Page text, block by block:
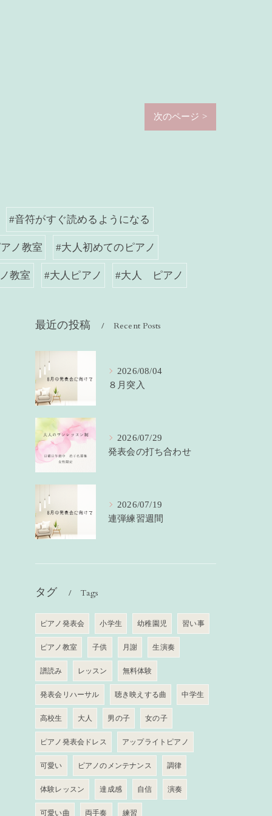
次のページ >
#音符がすぐ読めるようになる
ノ教室 #大人初めてのピアノ
教室 #大人ピアノ #大人 ピアノ
最近の投稿 Recent Posts
2026/08/04
８月突入
2026/07/29
発表会の打ち合わせ
2026/07/19
連弾練習週間
タグ Tags
ピアノ発表会 小学生 幼稚園児 習い事
ピアノ教室 子供 月謝 生演奏
譜読み レッスン 無料体験
発表会リハーサル 聴き映えする曲 中学生
高校生 大人 男の子 女の子
ピアノ発表会ドレス アップライトピアノ
可愛い ピアノのメンテナンス 調律
体験レッスン 達成感 自信 演奏
可愛い曲 両手奏 練習